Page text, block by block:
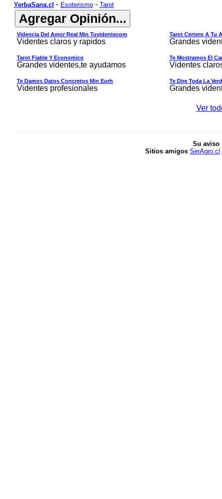
YerbaSana.cl - Esoterismo- Tarot
Videncia Del Amor Real Min Tuvidentecom
Videntes claros y rapidos
Tarot Certero A Tu
Grandes
Tarot Fiable Y Economico
Grandes videntes,te ayudamos
Te Mostramos El
Videntes
Te Damos Datos Concretos Min Eurh
Videntes profesionales
Te Dire Toda La
Grandes
Ver
Su
Sitios amigos SerAgro.cl